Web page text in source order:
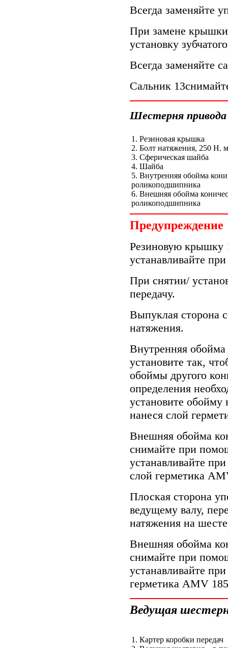
Всегда заменяйте
При замене крышки
установку
Всегда заменяйте
Сальник
Шестерня привода
1. Резиновая крышка
2. Болт натяжения, 250 Н.
3. Сферическая шайба
4. Шайба
5. Внутренняя обойма
роликоподшипника
6. Внешняя обойма
роликоподшипника
Предупреждение
Резиновую крышку
устанавливайте
При снятии/
передачу.
Выпуклая сторона
натяжения.
Внутренняя
установите так,
обоймы другого
определения
установите
нанеся слой
Внешняя обойма
снимайте при
устанавливайте
слой герметика
Плоская сторона
ведущему валу,
натяжения на
Внешняя обойма
снимайте при
устанавливайте
герметика AMV
Ведущая
1. Картер коробки передач